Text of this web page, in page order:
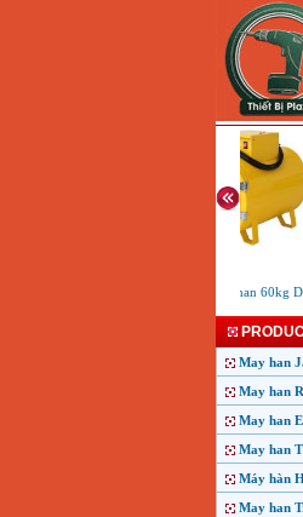
May say que han 60kg
May han
May han
May han
May han
Máy hàn
May han